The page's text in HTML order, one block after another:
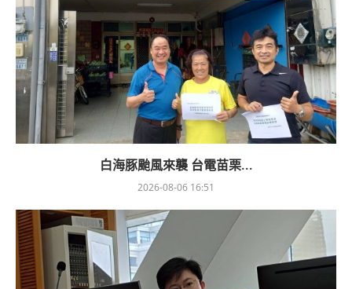
白海豚颱風來襲 台電苗栗...
2026-08-06 16:51